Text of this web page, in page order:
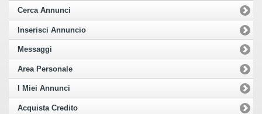
Cerca Annunci
Inserisci Annuncio
Messaggi
Area Personale
I Miei Annunci
Acquista Credito